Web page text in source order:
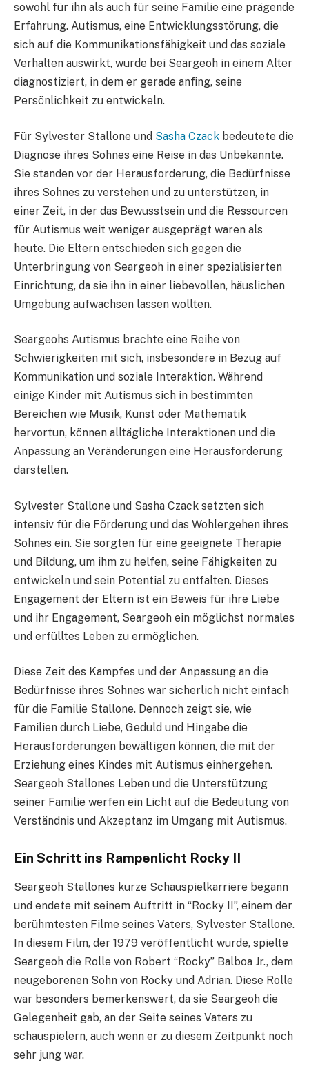
sowohl für ihn als auch für seine Familie eine prägende
Erfahrung. Autismus, eine Entwicklungsstörung, die
sich auf die Kommunikationsfähigkeit und das soziale
Verhalten auswirkt, wurde bei Seargeoh in einem Alter
diagnostiziert, in dem er gerade anfing, seine
Persönlichkeit zu entwickeln.
Für Sylvester Stallone und Sasha Czack bedeutete die
Diagnose ihres Sohnes eine Reise in das Unbekannte.
Sie standen vor der Herausforderung, die Bedürfnisse
ihres Sohnes zu verstehen und zu unterstützen, in
einer Zeit, in der das Bewusstsein und die Ressourcen
für Autismus weit weniger ausgeprägt waren als
heute. Die Eltern entschieden sich gegen die
Unterbringung von Seargeoh in einer spezialisierten
Einrichtung, da sie ihn in einer liebevollen, häuslichen
Umgebung aufwachsen lassen wollten.
Seargeohs Autismus brachte eine Reihe von
Schwierigkeiten mit sich, insbesondere in Bezug auf
Kommunikation und soziale Interaktion. Während
einige Kinder mit Autismus sich in bestimmten
Bereichen wie Musik, Kunst oder Mathematik
hervortun, können alltägliche Interaktionen und die
Anpassung an Veränderungen eine Herausforderung
darstellen.
Sylvester Stallone und Sasha Czack setzten sich
intensiv für die Förderung und das Wohlergehen ihres
Sohnes ein. Sie sorgten für eine geeignete Therapie
und Bildung, um ihm zu helfen, seine Fähigkeiten zu
entwickeln und sein Potential zu entfalten. Dieses
Engagement der Eltern ist ein Beweis für ihre Liebe
und ihr Engagement, Seargeoh ein möglichst normales
und erfülltes Leben zu ermöglichen.
Diese Zeit des Kampfes und der Anpassung an die
Bedürfnisse ihres Sohnes war sicherlich nicht einfach
für die Familie Stallone. Dennoch zeigt sie, wie
Familien durch Liebe, Geduld und Hingabe die
Herausforderungen bewältigen können, die mit der
Erziehung eines Kindes mit Autismus einhergehen.
Seargeoh Stallones Leben und die Unterstützung
seiner Familie werfen ein Licht auf die Bedeutung von
Verständnis und Akzeptanz im Umgang mit Autismus.
Ein Schritt ins Rampenlicht Rocky II
Seargeoh Stallones kurze Schauspielkarriere begann
und endete mit seinem Auftritt in “Rocky II”, einem der
berühmtesten Filme seines Vaters, Sylvester Stallone.
In diesem Film, der 1979 veröffentlicht wurde, spielte
Seargeoh die Rolle von Robert “Rocky” Balboa Jr., dem
neugeborenen Sohn von Rocky und Adrian. Diese Rolle
war besonders bemerkenswert, da sie Seargeoh die
Gelegenheit gab, an der Seite seines Vaters zu
schauspielern, auch wenn er zu diesem Zeitpunkt noch
sehr jung war.